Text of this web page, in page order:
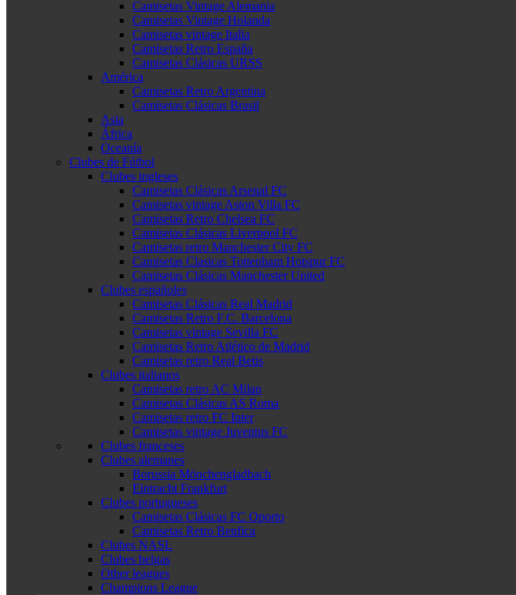
Camisetas Vintage Alemania
Camisetas Vintage Holanda
Camisetas vintage Italia
Camisetas Retro España
Camisetas Clásicas URSS
América
Camisetas Retro Argentina
Camisetas Clásicas Brasil
Asia
África
Oceanía
Clubes de Fútbol
Clubes ingleses
Camisetas Clásicas Arsenal FC
Camisetas vintage Aston Villa FC
Camisetas Retro Chelsea FC
Camisetas Clásicas Liverpool FC
Camisetas retro Manchester City FC
Camisetas Clasicas Tottenham Hotspur FC
Camisetas Clásicas Manchester United
Clubes españoles
Camisetas Clásicas Real Madrid
Camisetas Retro F.C. Barcelona
Camisetas vintage Sevilla FC
Camisetas Retro Atlético de Madrid
Camisetas retro Real Betis
Clubes italianos
Camisetas retro AC Milan
Camisetas Clásicas AS Roma
Camisetas retro FC Inter
Camisetas vintage Juventus FC
Clubes franceses
Clubes alemanes
Borussia Mönchengladbach
Eintracht Frankfurt
Clubes portugueses
Camisetas Clásicas FC Oporto
Camisetas Retro Benfica
Clubes NASL
Clubes belgas
Other leagues
Champions League